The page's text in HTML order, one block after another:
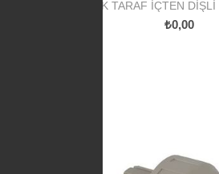
PP TEK TARAF İÇTEN
₺0,00